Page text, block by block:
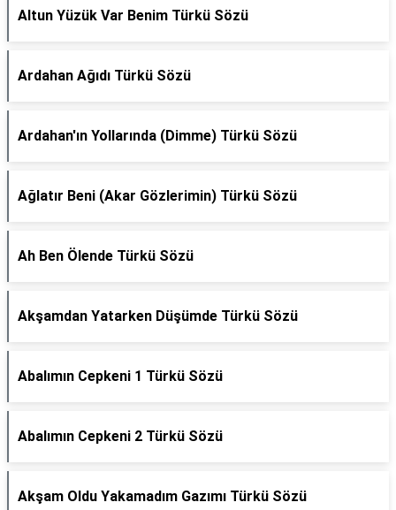
Altun Yüzük Var Benim Türkü Sözü
Ardahan Ağıdı Türkü Sözü
Ardahan'ın Yollarında (Dimme) Türkü Sözü
Ağlatır Beni (Akar Gözlerimin) Türkü Sözü
Ah Ben Ölende Türkü Sözü
Akşamdan Yatarken Düşümde Türkü Sözü
Abalımın Cepkeni 1 Türkü Sözü
Abalımın Cepkeni 2 Türkü Sözü
Akşam Oldu Yakamadım Gazımı Türkü Sözü